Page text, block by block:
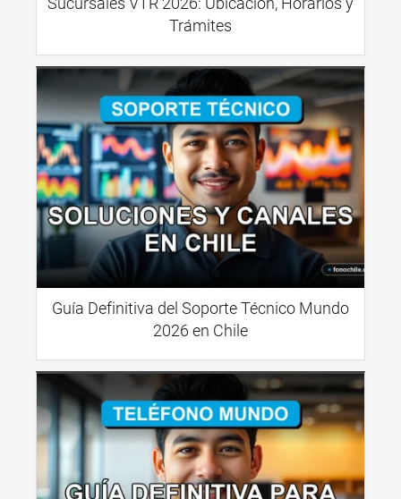
Trámites
Guía Definitiva del Soporte Técnico Mundo
2026 en Chile